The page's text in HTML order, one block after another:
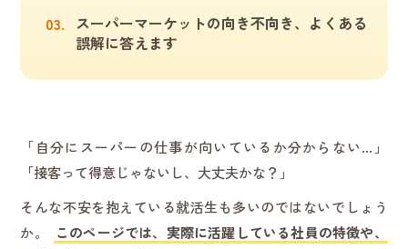
スーパーマーケットの向き不向き、よくある
誤解に答えます
「自分にスーパーの仕事が向いているか分からない…」
「接客って得意じゃないし、大丈夫かな？」
そんな不安を抱えている就活生も多いのではないでしょう
か。
このページでは、実際に活躍している社員の特徴や、